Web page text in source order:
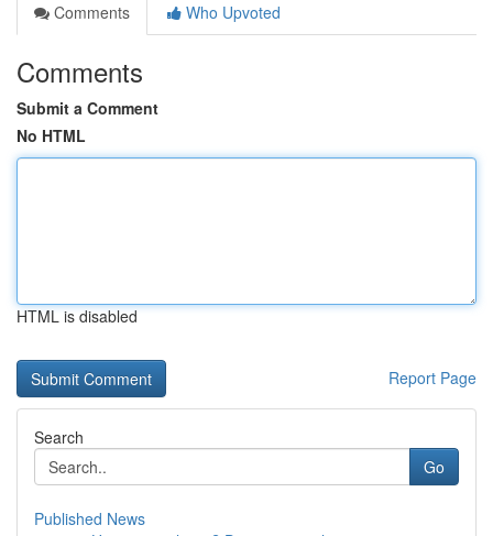
Comments
Who Upvoted
Comments
Submit a Comment
No HTML
HTML is disabled
Report Page
Search
Go
Published News